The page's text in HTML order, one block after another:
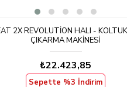
2X REVOLUTION HALI -
ÇIKARMA MAKINESI
₺22.423,85
Sepette %3 İndirim